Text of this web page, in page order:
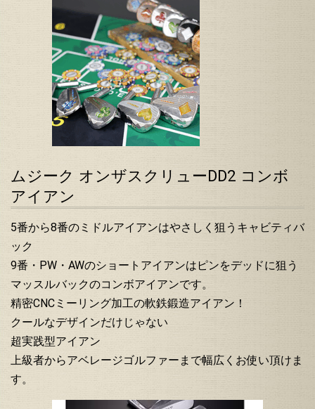
ムジーク オンザスクリューDD2 コンボ
アイアン
5番から8番のミドルアイアンはやさしく狙うキャビティバ
ック
9番・PW・AWのショートアイアンはピンをデッドに狙う
マッスルバックのコンボアイアンです。
精密CNCミーリング加工の軟鉄鍛造アイアン！
クールなデザインだけじゃない
超実践型アイアン
上級者からアベレージゴルファーまで幅広くお使い頂けま
す。